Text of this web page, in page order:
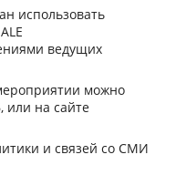
использовать
ведущих
можно
или на сайте
и связей со СМИ